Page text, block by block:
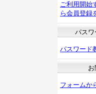
ご利用開始
ら会員登録
パスワ
パスワード
フォームか